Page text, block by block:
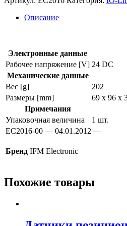
разгрузочный
модуль
ec2016
Описание
Электронные данные
Рабочее напряжение [V] 24 DC
Механические данные
Вес [g]
202
Размеры [mm]
69 x 96 x
Примечания
Упаковочная величина
1 шт.
EC2016-00 — 04.01.2012 —
Бренд IFM Electronic
Похожие товары